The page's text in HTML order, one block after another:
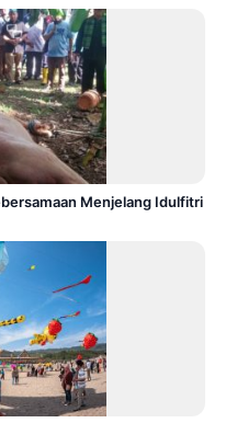
Menjelang Idulfitri